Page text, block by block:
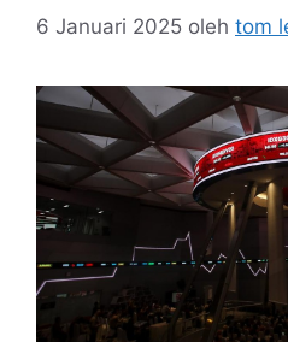
6 Januari 2025 oleh tom